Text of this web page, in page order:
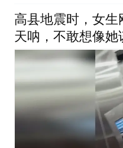
高县地震时，女生
天呐，不敢想像她